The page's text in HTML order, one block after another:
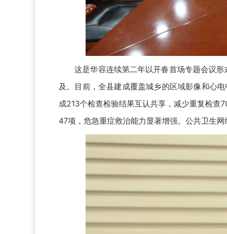
这是华容连续第二年以开春首场专题会议形
及。目前，全县建成覆盖城乡的区域影像和心
成213个检查检验结果互认共享，减少重复检查
47项，危急重症救治能力显著增强。公共卫生